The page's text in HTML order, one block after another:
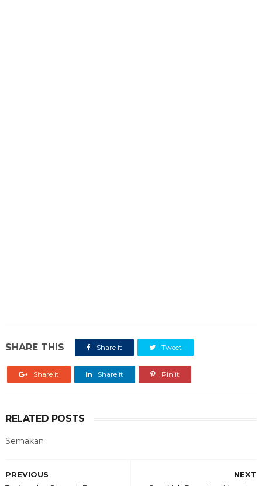
SHARE THIS Share it Tweet
Share it Share it Pin it
RELATED POSTS
Semakan
NEXT
PREVIOUS